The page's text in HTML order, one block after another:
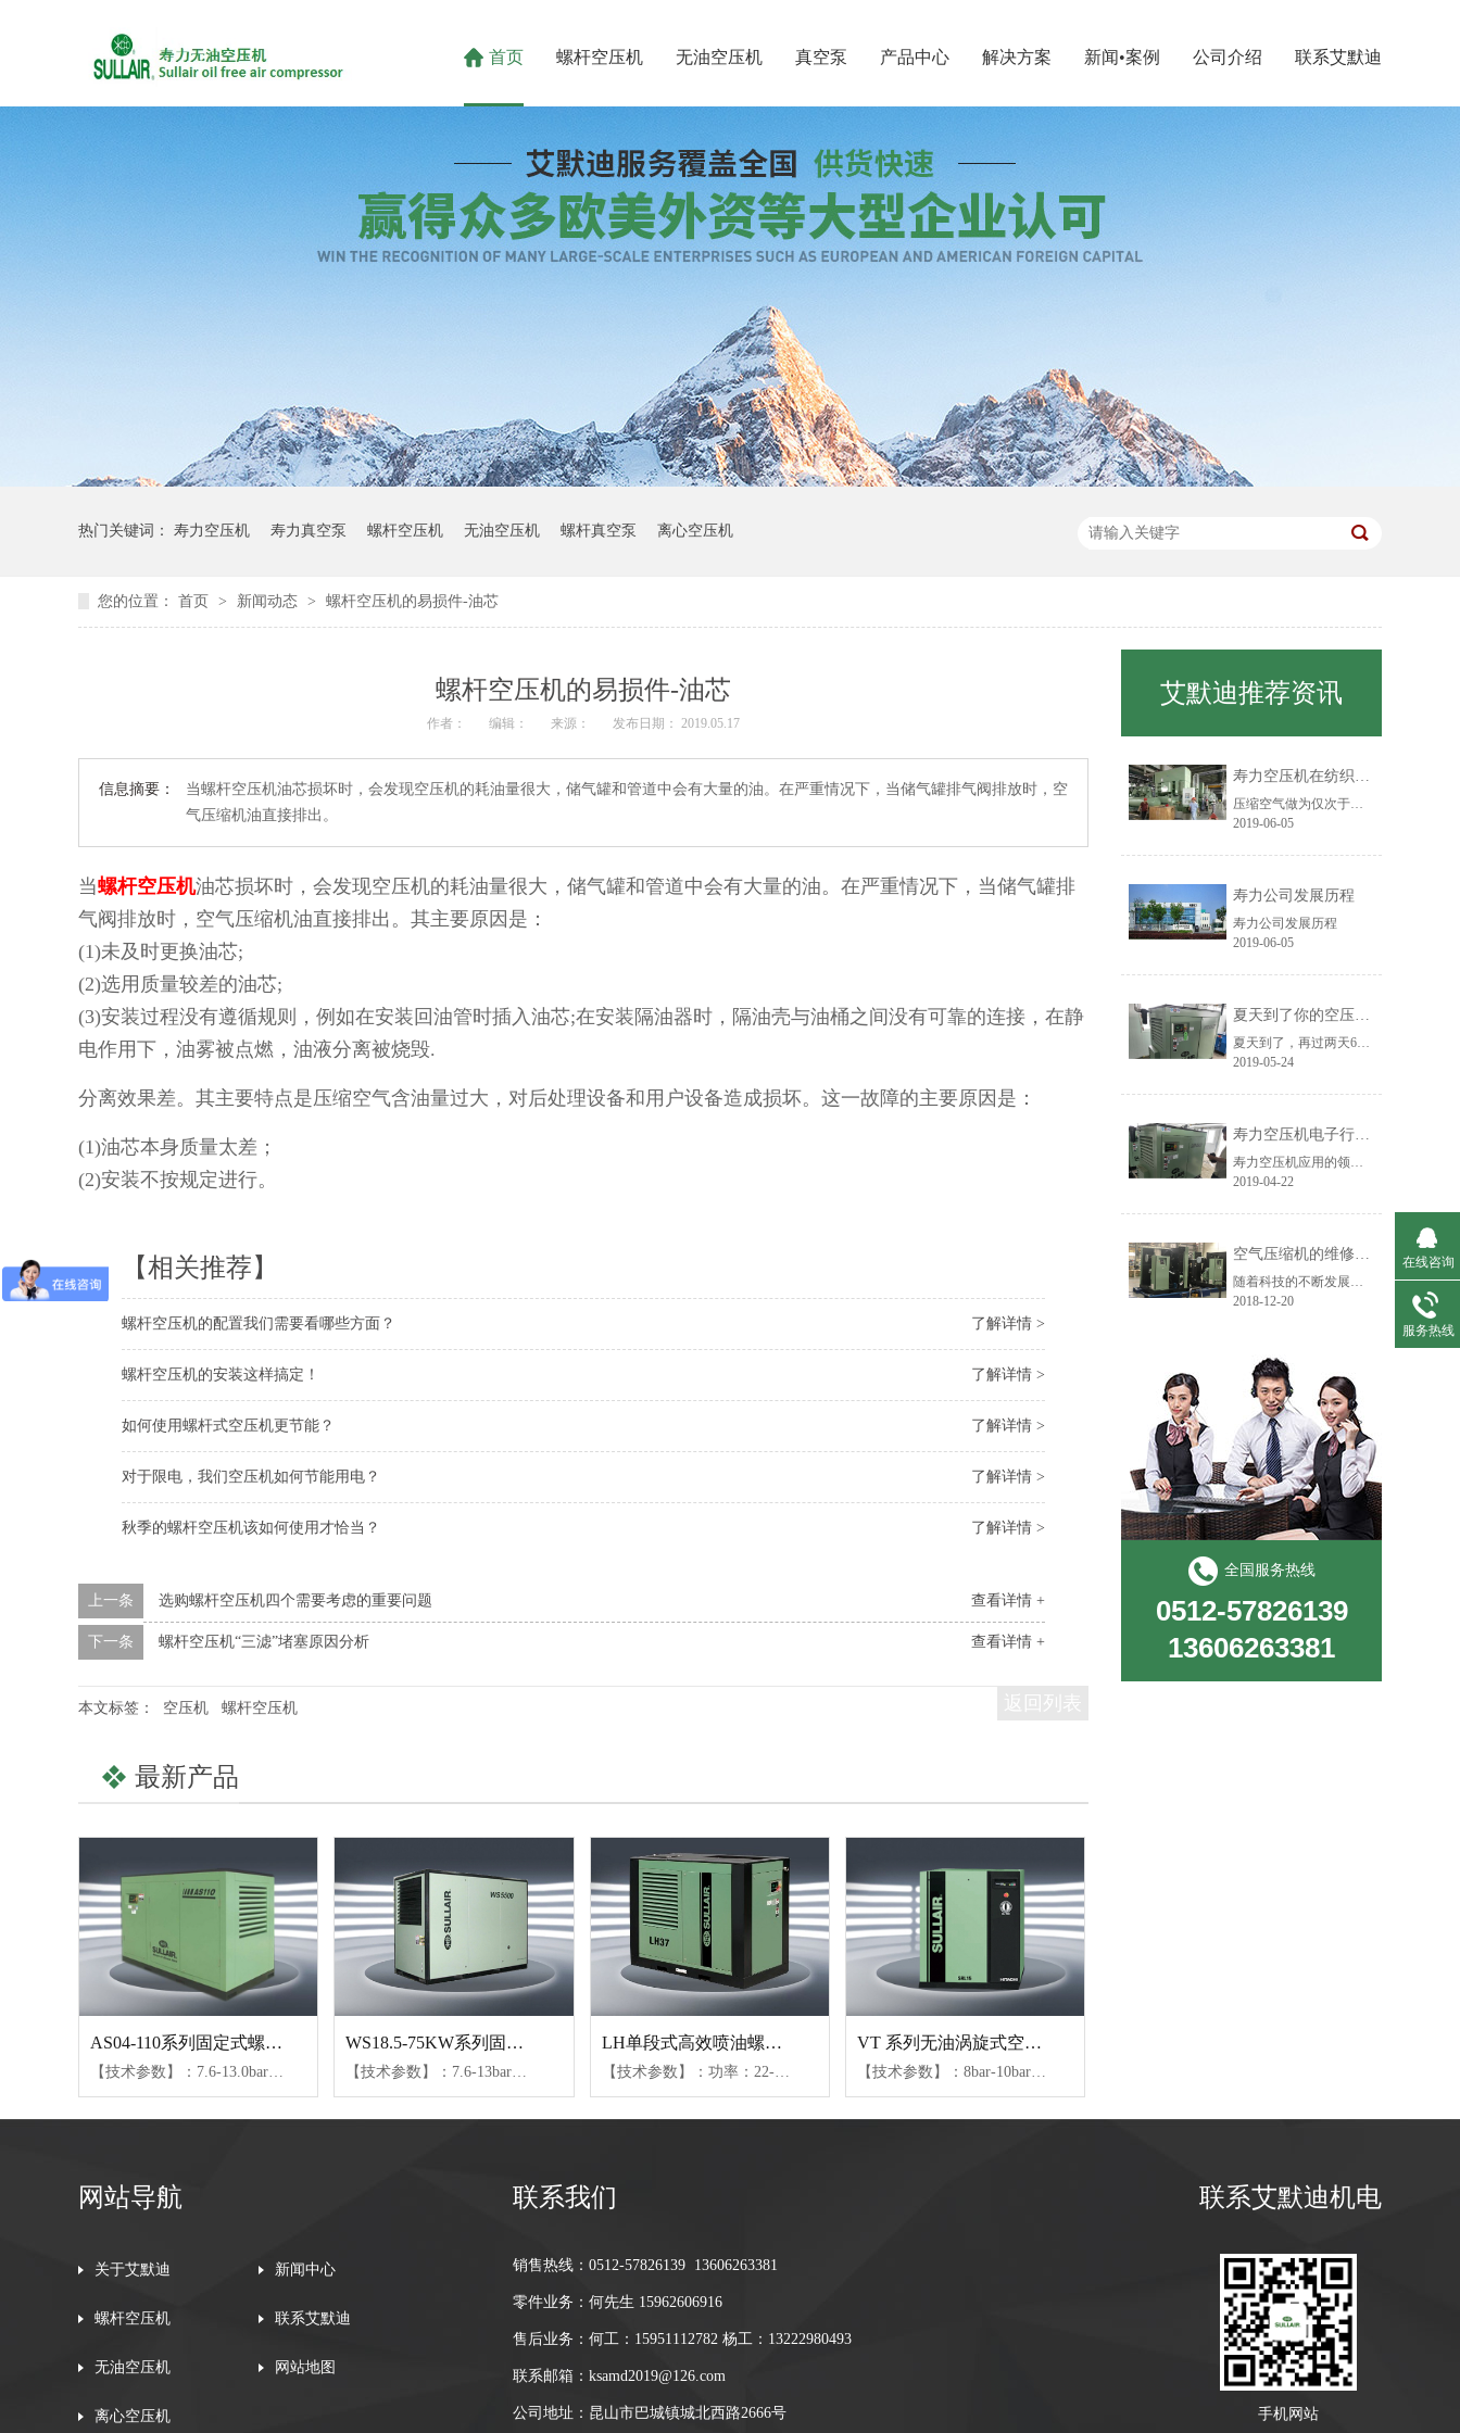
首页 螺杆空压机 无油空压机 真空泵 产品中心 解决方案 新闻•案例 公司介绍 联系艾默迪
热门关键词： 寿力空压机 寿力真空泵 螺杆空压机 无油空压机 螺杆真空泵 离心空压机
您的位置： 首页 > 新闻动态 > 螺杆空压机的易损件-油芯
螺杆空压机的易损件-油芯
作者： 编辑： 来源： 发布日期： 2019.05.17
信息摘要：
当螺杆空压机油芯损坏时，会发现空压机的耗油量很大，储气罐和管道中会有大量的油。在严重情况下，当储气罐排气阀排放时，空
气压缩机油直接排出。
当螺杆空压机油芯损坏时，会发现空压机的耗油量很大，储气罐和管道中会有大量的油。在严重情况下，当储气罐排
气阀排放时，空气压缩机油直接排出。其主要原因是：
(1)未及时更换油芯;
(2)选用质量较差的油芯;
(3)安装过程没有遵循规则，例如在安装回油管时插入油芯;在安装隔油器时，隔油壳与油桶之间没有可靠的连接，在静
电作用下，油雾被点燃，油液分离被烧毁.
分离效果差。其主要特点是压缩空气含油量过大，对后处理设备和用户设备造成损坏。 这一故障的主要原因是：
(1)油芯本身质量太差；
(2)安装不按规定进行。
【相关推荐】
了解详情 >
螺杆空压机的配置我们需要看哪些方面？
了解详情 >
螺杆空压机的安装这样搞定！
了解详情 >
如何使用螺杆式空压机更节能？
了解详情 >
对于限电，我们空压机如何节能用电？
了解详情 >
秋季的螺杆空压机该如何使用才恰当？
查看详情 +
上一条 选购螺杆空压机四个需要考虑的重要问题
查看详情 +
下一条 螺杆空压机“三滤”堵塞原因分析
本文标签： 空压机 螺杆空压机
最新产品
AS04-110系列固定式螺杆空压机
【技术参数】：7.6-13.0bar、0.4-20.1m³/min【可选配置】：SULL润滑油、24KT润滑油
WS18.5-75KW系列固定式螺杆空压机
【技术参数】：7.6-13bar、0.4-2.28m³/min(04-15)、2.2-6.8m³/min(18-37)、5.65-14.7m³/min(45-75)【可选配置】：风冷或水冷（水冷仅限45kW以上机组）、不同防护等级电机、变容控制或变频控制
LH单段式高效喷油螺杆机
【技术参数】：功率：22-160KW、压力范围：7.6bar-12bar、气量范围：2.1-32.5m³/min
VT 系列无油涡旋式空压机
【技术参数】：8bar-10bar、1.5-33KW、0.16-3.78m³/min
艾默迪推荐资讯
寿力空压机在纺织行业中的应用
压缩空气做为仅次于电力的第二大动力源，在纺织厂的应用已经处处可见，越来越多的纺织工艺过程已采用气动来完成。目前主要应用在纤维物料输送、胶辊加压、移动工位、喷射气流加工、射流自控技术、清洁部件等方面。
2019-06-05
寿力公司发展历程
寿力公司发展历程
2019-06-05
夏天到了你的空压机还撑得住吗？
夏天到了，再过两天6月份，我们将进入一年中最热的阶段，人在高温环境下很容易中暑，机器也是一样的，拿空压机来说，它的“中暑”表现形式就是高温报警停机。
2019-05-24
寿力空压机电子行业客户使用现场
寿力空压机应用的领域范围非常广泛，涉及到各行各业，今天主要介绍下寿力空压机在电子行业的应用。寿力空压机代理商艾默迪机电黄山客户使用现场：在电子行业，寿力空压机通常用于印刷电路板清洁、取放机等。
2019-04-22
空气压缩机的维修工程有哪些？
随着科技的不断发展，各类空气压缩机设备应用于我们的生活中，正确使用这些设备有助于我们工程的展开，在使用过程中，可能会出现故障。这个时候，我们就需要对空压机进行维修，按照维修程度可以分为三种类型，维修大小不同，但是也不是没有界线的，根据维修的部位和设备的使用情况，艾默迪机电小编带着大家一起来看看......
2018-12-20
全国服务热线
0512-57826139
13606263381
网站导航
关于艾默迪 新闻中心
螺杆空压机 联系艾默迪
无油空压机 网站地图
离心空压机
联系我们
销售热线：0512-57826139 13606263381
零件业务：何先生 15962606916
售后业务：何工：15951112782 杨工：13222980493
联系邮箱：ksamd2019@126.com
公司地址：昆山市巴城镇城北西路2666号
联系艾默迪机电
手机网站
在线咨询
服务热线